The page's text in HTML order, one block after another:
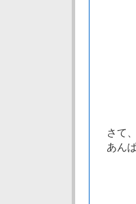
さて、
あんぱ